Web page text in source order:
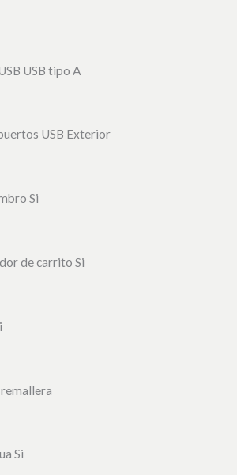
USB tipo A
USB Exterior
Si
de carrito Si
Si